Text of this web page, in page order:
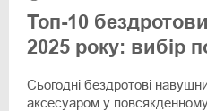
Топ-10
2025 року: вибір
Сьогодні бездротові
аксесуаром у повсякденному